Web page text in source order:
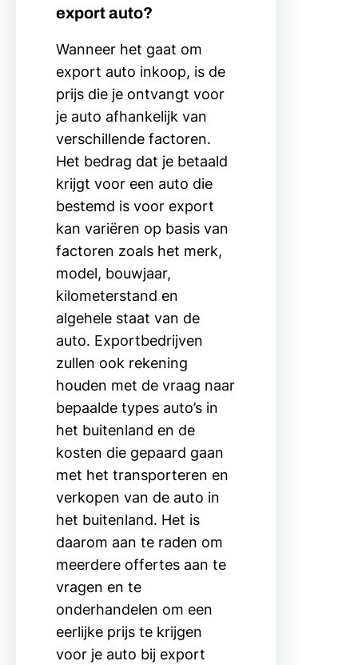
export auto?
Wanneer het gaat om
export auto inkoop, is de
prijs die je ontvangt voor
je auto afhankelijk van
verschillende factoren.
Het bedrag dat je betaald
krijgt voor een auto die
bestemd is voor export
kan variëren op basis van
factoren zoals het merk,
model, bouwjaar,
kilometerstand en
algehele staat van de
auto. Exportbedrijven
zullen ook rekening
houden met de vraag naar
bepaalde types auto’s in
het buitenland en de
kosten die gepaard gaan
met het transporteren en
verkopen van de auto in
het buitenland. Het is
daarom aan te raden om
meerdere offertes aan te
vragen en te
onderhandelen om een
eerlijke prijs te krijgen
voor je auto bij export